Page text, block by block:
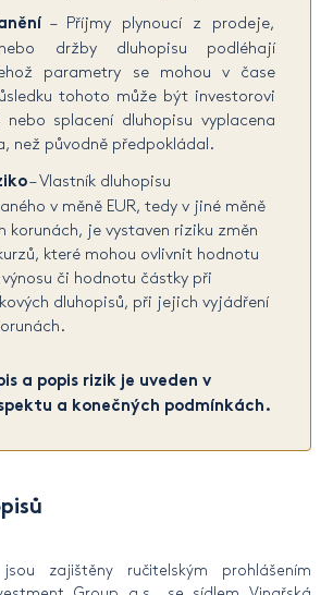
– Příjmy plynoucí z prodeje,
držby dluhopisu podléhají
parametry se mohou v čase
tohoto může být investorovi
splacení dluhopisu vyplacena
než původně předpokládal.
– Vlastník dluhopisu
v měně EUR, tedy v jiné měně
korunách, je vystaven riziku změn
které mohou ovlivnit hodnotu
výnosu či hodnotu částky při
dluhopisů, při jejich vyjádření
a popis rizik je uveden v
a konečných podmínkách.
zajištěny ručitelským prohlášením